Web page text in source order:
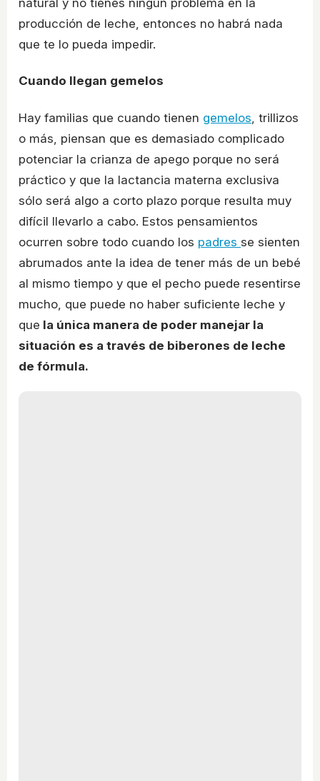
producción de leche, entonces no habrá nada
que te lo pueda impedir.
Cuando llegan gemelos
Hay familias que cuando tienen gemelos , trillizos
o más, piensan que es demasiado complicado
potenciar la crianza de apego porque no será
práctico y que la lactancia materna exclusiva
sólo será algo a corto plazo porque resulta muy
difícil llevarlo a cabo. Estos pensamientos
ocurren sobre todo cuando los padres se sienten
abrumados ante la idea de tener más de un bebé
al mismo tiempo y que el pecho puede resentirse
mucho, que puede no haber suficiente leche y
que la única manera de poder manejar la
situación es a través de biberones de leche
de fórmula.